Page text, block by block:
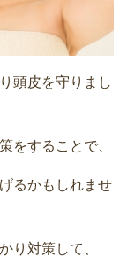
頭皮を守りまし
をすることで、
るかもしれませ
り対策して、